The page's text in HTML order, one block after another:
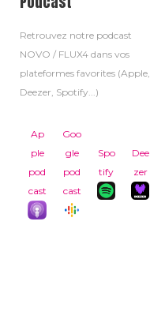
Retrouvez notre podcast
NOVO / FLUX4 dans vos
plateformes favorites (Apple,
Deezer, Spotify...)
Ap
ple
pod
cast
Goo
gle
pod
cast
Spo
tify
Dee
zer